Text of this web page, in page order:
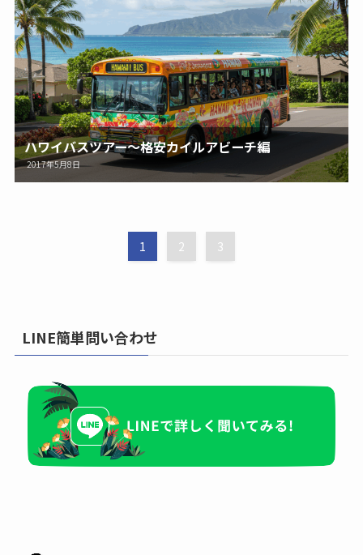
ハワイバスツアー〜格安カイルアビーチ編
2017年5月8日
1 2 3
LINE簡単問い合わせ